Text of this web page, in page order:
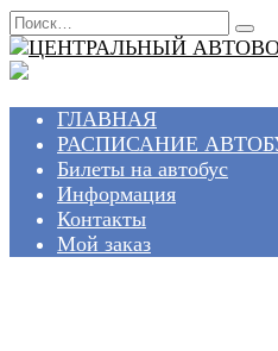
Перейти
к
содержанию
Search
for:
ГЛАВНАЯ
РАСПИСАНИЕ
Билеты на автобус
Информация
Контакты
Мой заказ